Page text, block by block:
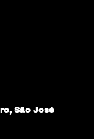
São José